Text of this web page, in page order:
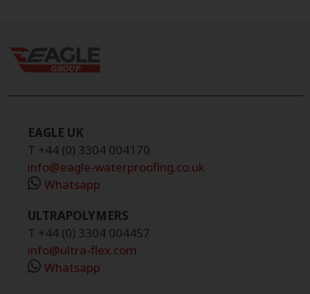
EAGLE UK
T +44 (0) 3304 004170
info@eagle-waterproofing.co.uk
Whatsapp
ULTRAPOLYMERS
T +44 (0) 3304 004457
info@ultra-flex.com
Whatsapp